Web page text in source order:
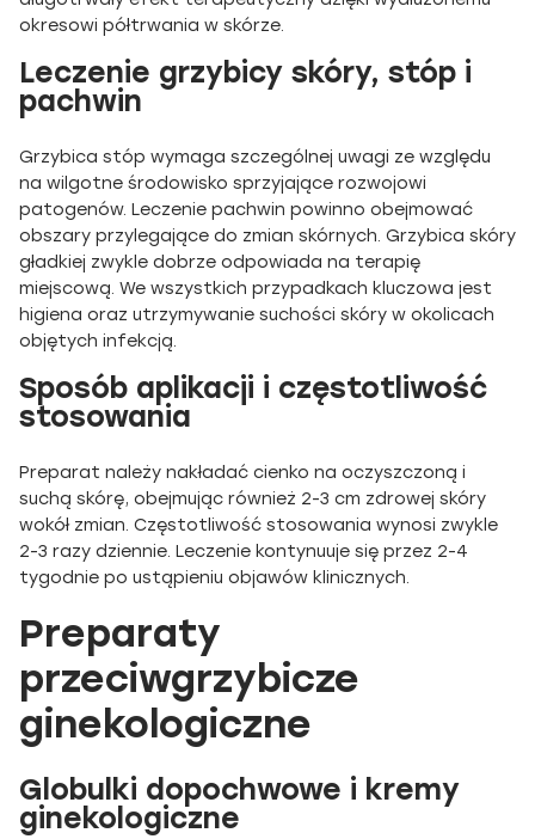
okresowi półtrwania w skórze.
Leczenie grzybicy skóry, stóp i
pachwin
Grzybica stóp wymaga szczególnej uwagi ze względu
na wilgotne środowisko sprzyjające rozwojowi
patogenów. Leczenie pachwin powinno obejmować
obszary przylegające do zmian skórnych. Grzybica skóry
gładkiej zwykle dobrze odpowiada na terapię
miejscową. We wszystkich przypadkach kluczowa jest
higiena oraz utrzymywanie suchości skóry w okolicach
objętych infekcją.
Sposób aplikacji i częstotliwość
stosowania
Preparat należy nakładać cienko na oczyszczoną i
suchą skórę, obejmując również 2-3 cm zdrowej skóry
wokół zmian. Częstotliwość stosowania wynosi zwykle
2-3 razy dziennie. Leczenie kontynuuje się przez 2-4
tygodnie po ustąpieniu objawów klinicznych.
Preparaty
przeciwgrzybicze
ginekologiczne
Globulki dopochwowe i kremy
ginekologiczne